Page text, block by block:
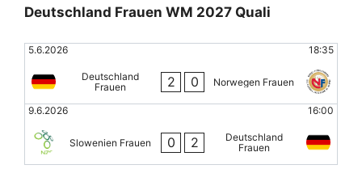
Deutschland Frauen WM 2027 Quali
5.6.2026 18:35
Deutschland
Frauen
2 0 Norwegen Frauen
9.6.2026 16:00
Slowenien Frauen 0 2
Deutschland
Frauen